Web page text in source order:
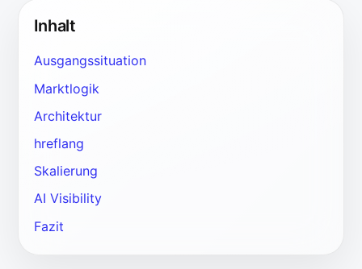
Inhalt
Ausgangssituation
Marktlogik
Architektur
hreflang
Skalierung
AI Visibility
Fazit